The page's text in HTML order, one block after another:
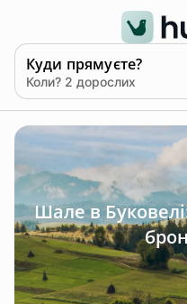
Куди прямуєте?
Коли? 2 дорослих
Шале в